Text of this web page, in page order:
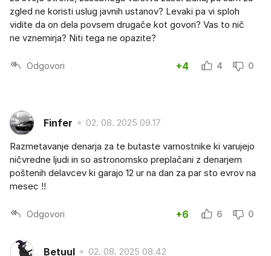
zgled ne koristi uslug javnih ustanov? Levaki pa vi sploh
vidite da on dela povsem drugače kot govori? Vas to nič
ne vznemirja? Niti tega ne opazite?
Odgovori +4 4 0
Finfer 02. 08. 2025 09.17
Razmetavanje denarja za te butaste varnostnike ki varujejo
ničvredne ljudi in so astronomsko preplačani z denarjem
poštenih delavcev ki garajo 12 ur na dan za par sto evrov na
mesec !!
Odgovori +6 6 0
Betuul 02. 08. 2025 08.42